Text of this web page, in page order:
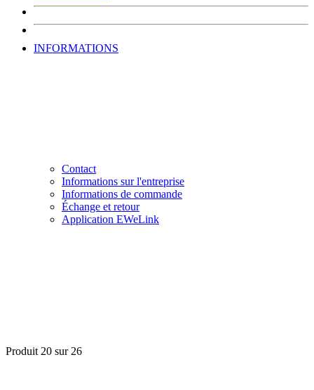
INFORMATIONS
Contact
Informations sur l'entreprise
Informations de commande
Échange et retour
Application EWeLink
Produit 20 sur 26